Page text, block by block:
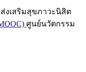
งเสริมสุขภาวะนิสิต
ศูนย์นวัตกรรม